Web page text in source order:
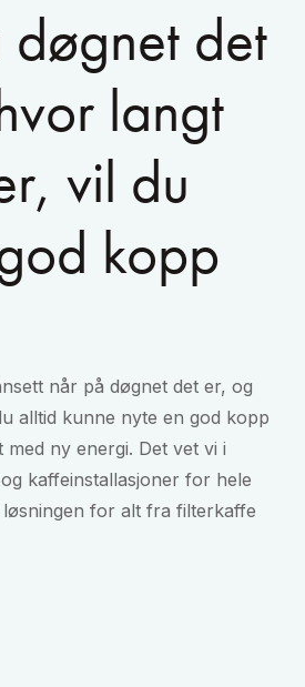
døgnet det
langt
vil du
kopp
når på døgnet det er, og
alltid kunne nyte en god kopp
ny energi. Det vet vi i
kaffeinstallasjoner for hele
for alt fra filterkaffe